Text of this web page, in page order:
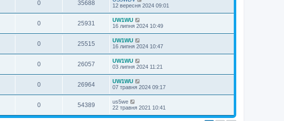
0 35688
12 вересня 2024 09:01
0 25931
UW1WU
16 липня 2024 10:49
0 25515
UW1WU
16 липня 2024 10:47
0 26057
UW1WU
03 липня 2024 11:21
0 26964
UW1WU
07 травня 2024 09:17
0 54389
us5we
22 травня 2021 10:41